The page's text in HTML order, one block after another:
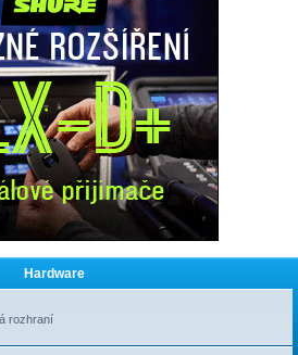
Hardware
rozhraní